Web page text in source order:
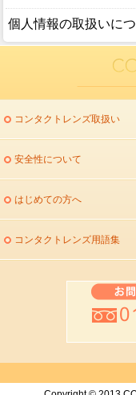
個人情報の取扱いに
コンタクトレンズ取扱い
安全性について
はじめての方へ
コンタクトレンズ用語集